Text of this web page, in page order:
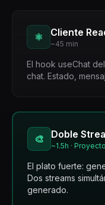
⚛️ Cliente
~45 min
El hook useChat
chat. Estado,
🎨 Doble
~1.5h ·
El plato fuerte:
Dos streams
generado.